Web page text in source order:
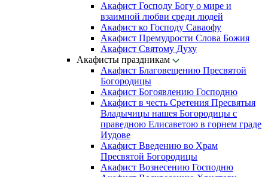
Акафист Господу Богу о мире и
взаимной любви среди людей
Акафист ко Господу Саваофу
Акафист Премудрости Слова Божия
Акафист Святому Духу
Акафисты праздникам
Акафист Благовещению Пресвятой
Богородицы
Акафист Богоявлению Господню
Акафист в честь Сретения Пресвятыя
Владычицы нашея Богородицы с
праведною Елисаветою в горнем граде
Иудове
Акафист Введению во Храм
Пресвятой Богородицы
Акафист Вознесению Господню